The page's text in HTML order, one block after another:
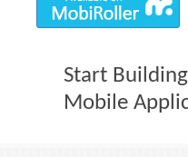
Start
Mobile